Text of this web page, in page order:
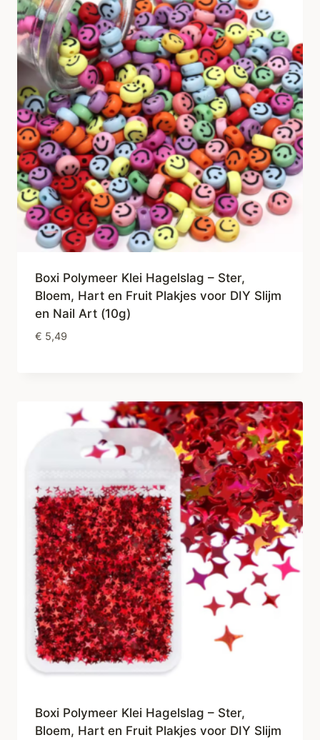
Boxi Polymeer Klei Hagelslag – Ster,
Bloem, Hart en Fruit Plakjes voor DIY Slijm
en Nail Art (10g)
€ 5,49
Boxi Polymeer Klei Hagelslag – Ster,
Bloem, Hart en Fruit Plakjes voor DIY Slijm